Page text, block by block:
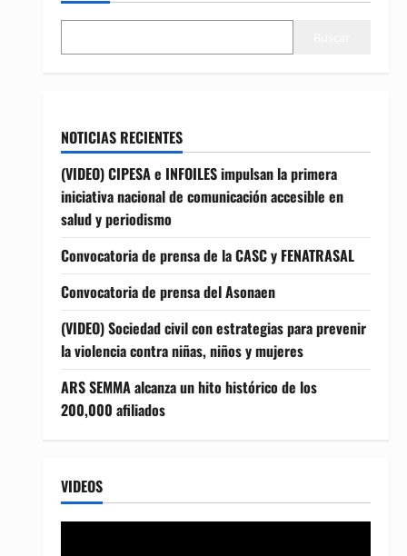
NOTICIAS RECIENTES
(VIDEO) CIPESA e INFOILES impulsan la primera
iniciativa nacional de comunicación accesible en
salud y periodismo
Convocatoria de prensa de la CASC y FENATRASAL
Convocatoria de prensa del Asonaen
(VIDEO) Sociedad civil con estrategias para prevenir
la violencia contra niñas, niños y mujeres
ARS SEMMA alcanza un hito histórico de los
200,000 afiliados
VIDEOS